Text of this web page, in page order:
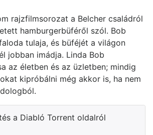
rajzfilmsorozat a Belcher családról
hamburgerbüféről szól. Bob
tulaja, és büféjét a világon
jobban imádja. Linda Bob
az életben és az üzletben; mindig
kipróbálni még akkor is, ha nem
a Diabló Torrent oldalról